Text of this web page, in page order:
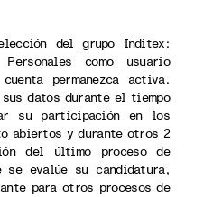
del grupo Inditex:
como usuario
permanezca activa.
datos durante el tiempo
su participación en los
abiertos y durante otros 2
del último proceso de
evalúe su candidatura,
para otros procesos de